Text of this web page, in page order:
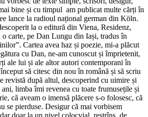
bine și cu timpul am publicat multe cărți în
lance la radioul național german din Köln.
la o editură din Viena, Residenz,
o carte, pe Dan Lungu din Iași, tradus în
Cartea avea haz și poezie, mi-a plăcut
cu Dan, ne-am cunoscut și împrietenit,
ale lui și ale altor autori contemporani în
să citesc din nou în română și să scriu
revistă după altul, descoperind cu uimire și
limba îmi revenea cu toate frumusețile și
că aveam o imensă plăcere s-o folosesc, că
se pierduse. Desigur că mai vorbisem
doar la un nivel colocvial, restrîns, de